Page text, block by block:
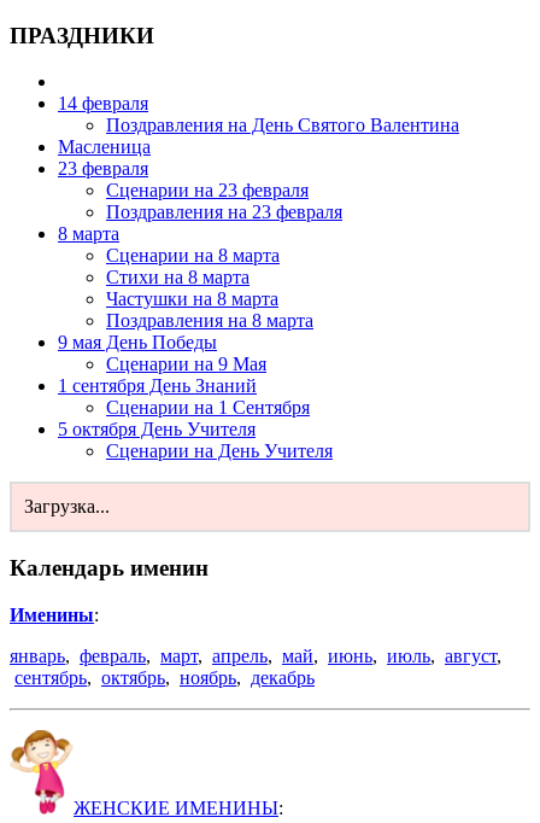
ПРАЗДНИКИ
14 февраля
Поздравления на День Святого Валентина
Масленица
23 февраля
Сценарии на 23 февраля
Поздравления на 23 февраля
8 марта
Сценарии на 8 марта
Стихи на 8 марта
Частушки на 8 марта
Поздравления на 8 марта
9 мая День Победы
Сценарии на 9 Мая
1 сентября День Знаний
Сценарии на 1 Сентября
5 октября День Учителя
Сценарии на День Учителя
Загрузка...
Календарь именин
Именины:
январь, февраль, март, апрель, май, июнь, июль, август,
сентябрь, октябрь, ноябрь, декабрь
ЖЕНСКИЕ ИМЕНИНЫ: